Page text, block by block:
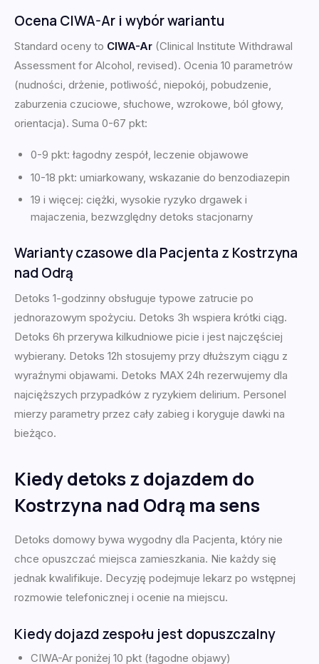
Ocena CIWA-Ar i wybór wariantu
Standard oceny to CIWA-Ar (Clinical Institute Withdrawal
Assessment for Alcohol, revised). Ocenia 10 parametrów
(nudności, drżenie, potliwość, niepokój, pobudzenie,
zaburzenia czuciowe, słuchowe, wzrokowe, ból głowy,
orientacja). Suma 0-67 pkt:
0-9 pkt: łagodny zespół, leczenie objawowe
10-18 pkt: umiarkowany, wskazanie do benzodiazepin
19 i więcej: ciężki, wysokie ryzyko drgawek i
majaczenia, bezwzględny detoks stacjonarny
Warianty czasowe dla Pacjenta z Kostrzyna
nad Odrą
Detoks 1-godzinny obsługuje typowe zatrucie po
jednorazowym spożyciu. Detoks 3h wspiera krótki ciąg.
Detoks 6h przerywa kilkudniowe picie i jest najczęściej
wybierany. Detoks 12h stosujemy przy dłuższym ciągu z
wyraźnymi objawami. Detoks MAX 24h rezerwujemy dla
najcięższych przypadków z ryzykiem delirium. Personel
mierzy parametry przez cały zabieg i koryguje dawki na
bieżąco.
Kiedy detoks z dojazdem do
Kostrzyna nad Odrą ma sens
Detoks domowy bywa wygodny dla Pacjenta, który nie
chce opuszczać miejsca zamieszkania. Nie każdy się
jednak kwalifikuje. Decyzję podejmuje lekarz po wstępnej
rozmowie telefonicznej i ocenie na miejscu.
Kiedy dojazd zespołu jest dopuszczalny
CIWA-Ar poniżej 10 pkt (łagodne objawy)